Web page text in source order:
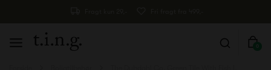
0